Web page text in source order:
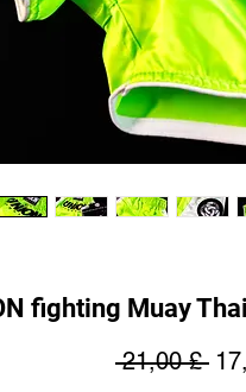
fighting Muay
21,00 £